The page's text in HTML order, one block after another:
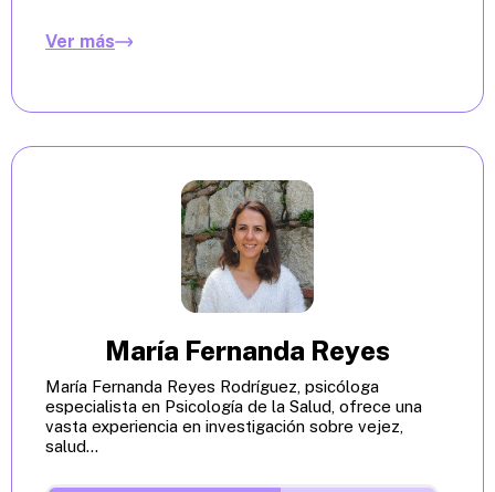
Ver más
María Fernanda Reyes
María Fernanda Reyes Rodríguez, psicóloga
especialista en Psicología de la Salud, ofrece una
vasta experiencia en investigación sobre vejez,
salud...